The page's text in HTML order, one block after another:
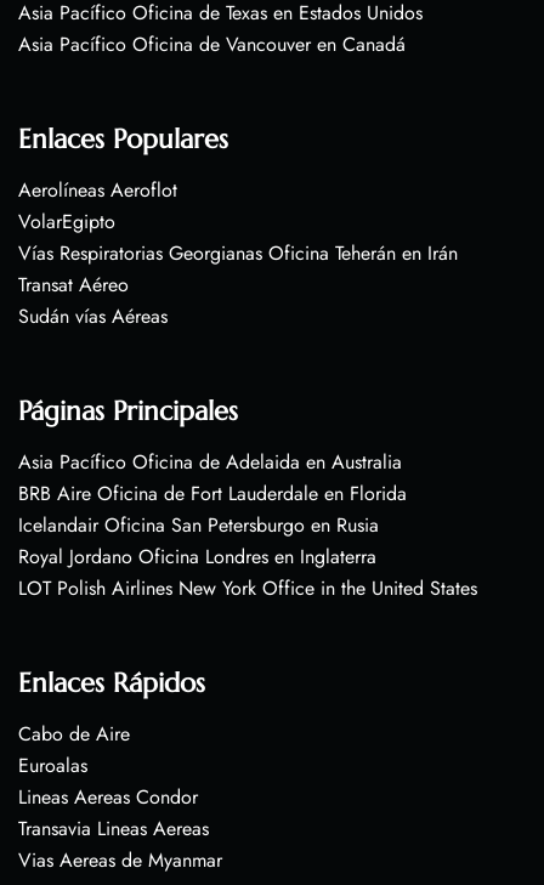
Asia Pacífico Oficina de Texas en Estados Unidos
Asia Pacífico Oficina de Vancouver en Canadá
Enlaces Populares
Aerolíneas Aeroflot
VolarEgipto
Vías Respiratorias Georgianas Oficina Teherán en Irán
Transat Aéreo
Sudán vías Aéreas
Páginas Principales
Asia Pacífico Oficina de Adelaida en Australia
BRB Aire Oficina de Fort Lauderdale en Florida
Icelandair Oficina San Petersburgo en Rusia
Royal Jordano Oficina Londres en Inglaterra
LOT Polish Airlines New York Office in the United States
Enlaces Rápidos
Cabo de Aire
Euroalas
Lineas Aereas Condor
Transavia Lineas Aereas
Vias Aereas de Myanmar